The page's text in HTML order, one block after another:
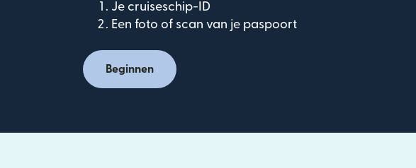
Je cruiseschip-ID
Een foto of scan van je paspoort
Beginnen